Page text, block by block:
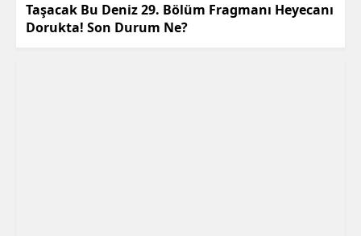
Taşacak Bu Deniz 29. Bölüm Fragmanı Heyecanı
Dorukta! Son Durum Ne?